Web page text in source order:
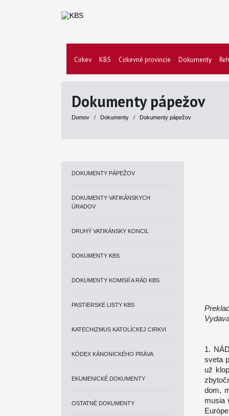
Cirkev KBS Cirkevné provincie Dokumenty
Dokumenty pápežov
Domov / Dokumenty / Dokumenty pápežov
DOKUMENTY PÁPEŽOV
DOKUMENTY VATIKÁNSKYCH
ÚRADOV
DRUHÝ VATIKÁNSKY KONCIL
DOKUMENTY KBS
DOKUMENTY KOMISIÍ A RÁD KBS
PASTIERSKE LISTY KBS
KATECHIZMUS KATOLÍCKEJ CIRKVI
KÓDEX KÁNONICKÉHO PRÁVA
EKUMENICKÉ DOKUMENTY
OSTATNÉ DOKUMENTY
1.
sveta
už
dom,
musia